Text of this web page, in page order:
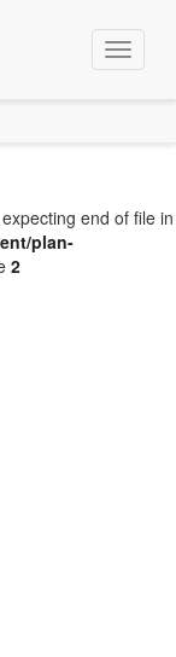
Menu
end of file in
plan-
2